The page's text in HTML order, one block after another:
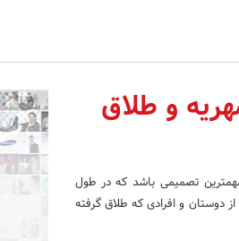
و طلاق
تصمیمی باشد که در طول
دوستان و افرادی که طلاق گرفته